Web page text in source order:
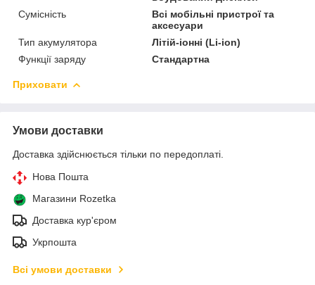
Сумісність
Всі мобільні пристрої та
аксесуари
Тип акумулятора
Літій-іонні (Li-ion)
Функції заряду
Стандартна
Приховати
Умови доставки
Доставка здійснюється тільки по передоплаті.
Нова Пошта
Магазини Rozetka
Доставка кур'єром
Укрпошта
Всі умови доставки